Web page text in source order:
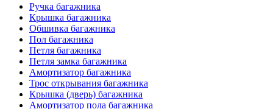
Ручка багажника
Крышка багажника
Обшивка багажника
Пол багажника
Петля багажника
Петля замка багажника
Амортизатор багажника
Трос открывания багажника
Крышка (дверь) багажника
Амортизатор пола багажника